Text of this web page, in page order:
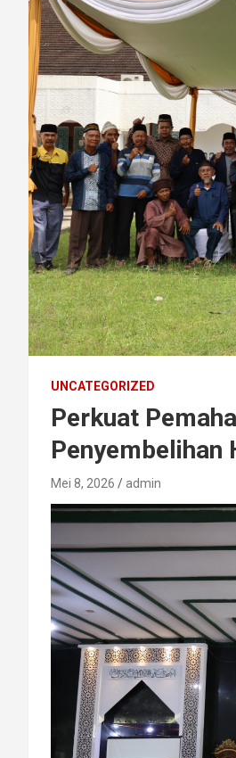
UNCATEGORIZED
Perkuat
Penyembelihan
Mei 8, 2026 admin